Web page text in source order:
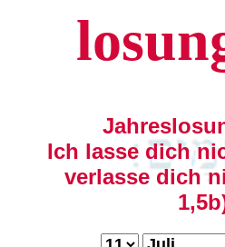
Ich lasse dich
verlasse dich